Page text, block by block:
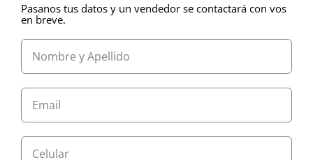
Pasanos tus datos y un vendedor se contactará con vos
en breve.